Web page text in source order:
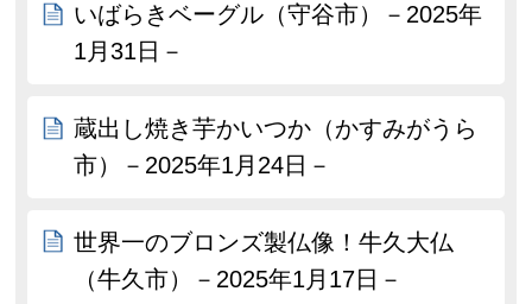
いばらきベーグル（守谷市）－2025年
1月31日－
蔵出し焼き芋かいつか（かすみがうら
市）－2025年1月24日－
世界一のブロンズ製仏像！牛久大仏
（牛久市）－2025年1月17日－